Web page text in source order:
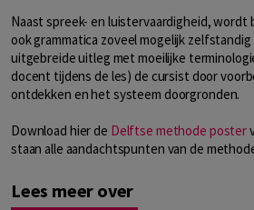
Naast spreek- en luistervaardigheid,
ook grammatica zoveel mogelijk
uitgebreide uitleg met moeilijke
docent tijdens de les) de cursist door
ontdekken en het systeem doorgronden.
Download hier de Delftse methode poster
staan alle aandachtspunten van de
Lees meer over